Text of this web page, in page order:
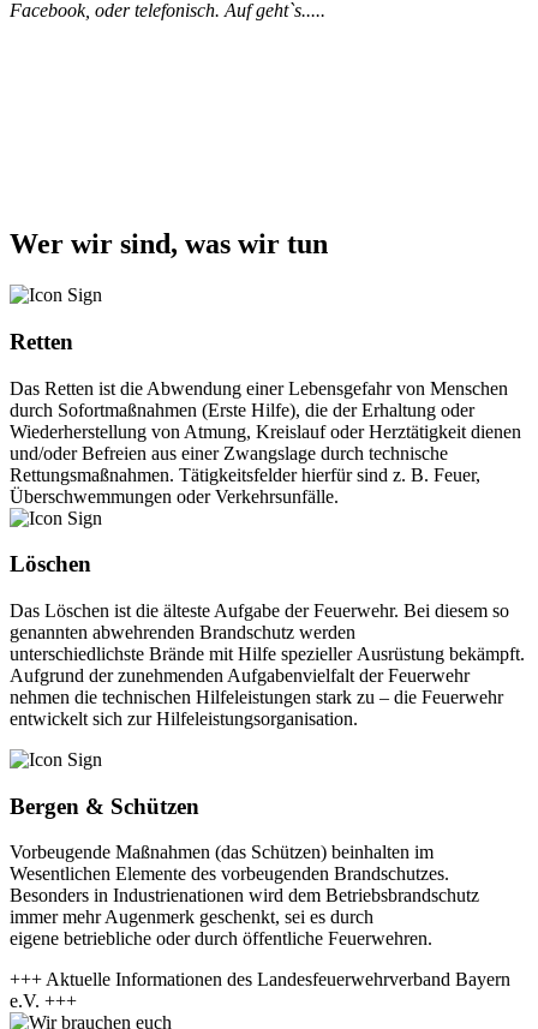
Facebook, oder telefonisch. Auf geht`s.....
Wer wir sind, was wir tun
Retten
Das Retten ist die Abwendung einer Lebensgefahr von Menschen
durch Sofortmaßnahmen (Erste Hilfe), die der Erhaltung oder
Wiederherstellung von Atmung, Kreislauf oder Herztätigkeit dienen
und/oder Befreien aus einer Zwangslage durch technische
Rettungsmaßnahmen. Tätigkeitsfelder hierfür sind z. B. Feuer,
Überschwemmungen oder Verkehrsunfälle.
Löschen
Das Löschen ist die älteste Aufgabe der Feuerwehr. Bei diesem so
genannten abwehrenden Brandschutz werden
unterschiedlichste Brände mit Hilfe spezieller Ausrüstung bekämpft.
Aufgrund der zunehmenden Aufgabenvielfalt der Feuerwehr
nehmen die technischen Hilfeleistungen stark zu – die Feuerwehr
entwickelt sich zur Hilfeleistungsorganisation.
Bergen & Schützen
Vorbeugende Maßnahmen (das Schützen) beinhalten im
Wesentlichen Elemente des vorbeugenden Brandschutzes.
Besonders in Industrienationen wird dem Betriebsbrandschutz
immer mehr Augenmerk geschenkt, sei es durch
eigene betriebliche oder durch öffentliche Feuerwehren.
+++ Aktuelle Informationen des Landesfeuerwehrverband Bayern
e.V. +++